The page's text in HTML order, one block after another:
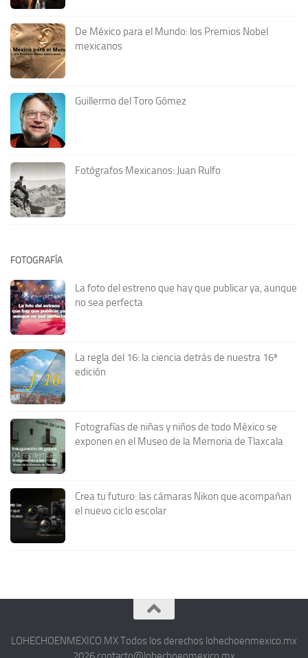
De México para el Mundo: los Premios Nobel
mexicanos
Guillermo del Toro Gómez
Fotógrafos Mexicanos: Juan Rulfo
FOTOGRAFÍA
La foto del estreno que hay que publicar ya, aunque
no sea perfecta
La regla del 16: la ciencia detrás de nuestra 16ª
edición
Fotografías de niñas y niños de todo México se
exponen en el Museo de la Memoria de Tlaxcala
Crea tu futuro: las cámaras Nikon que acompañan
el nuevo ciclo escolar
LOHECHOENMEXICO.MX Todos los derechos lohechoenmexico.mx